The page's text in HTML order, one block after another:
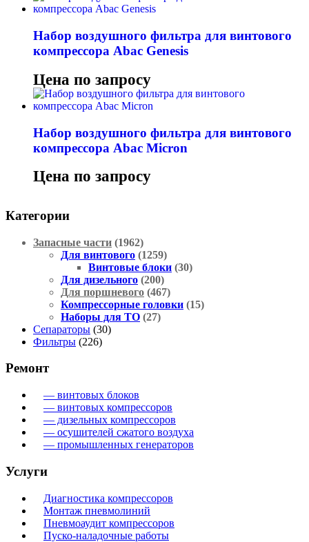
Набор воздушного фильтра для винтового
компрессора Abac Genesis
Цена по запросу
Набор воздушного фильтра для винтового
компрессора Abac Micron
Цена по запросу
Категории
Запасные части (1962)
Для винтового (1259)
Винтовые блоки (30)
Для дизельного (200)
Для поршневого (467)
Компрессорные головки (15)
Наборы для ТО (27)
Сепараторы (30)
Фильтры (226)
Ремонт
— винтовых блоков
— винтовых компрессоров
— дизельных компрессоров
— осушителей сжатого воздуха
— промышленных генераторов
Услуги
Диагностика компрессоров
Монтаж пневмолиний
Пневмоаудит компрессоров
Пуско-наладочные работы